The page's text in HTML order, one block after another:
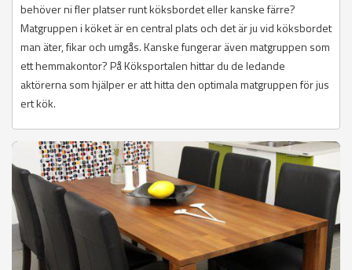
behöver ni fler platser runt köksbordet eller kanske färre?
Matgruppen i köket är en central plats och det är ju vid köksbordet
man äter, fikar och umgås. Kanske fungerar även matgruppen som
ett hemmakontor? På Köksportalen hittar du de ledande
aktörerna som hjälper er att hitta den optimala matgruppen för jus
ert kök.